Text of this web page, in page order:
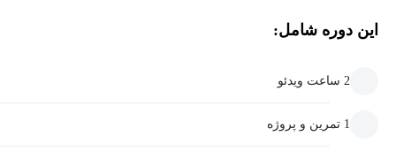
این دوره شامل:
2 ساعت ویدئو
1 تمرین و پروژه